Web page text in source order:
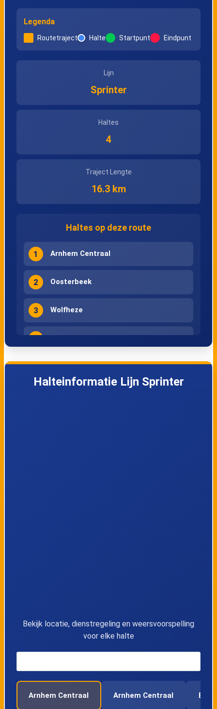
Legenda
Routetraject Halte Startpunt Eindpunt
Lijn
Sprinter
Haltes
4
Traject Lengte
16.3 km
Haltes op deze route
1 Arnhem Centraal
2 Oosterbeek
3 Wolfheze
4 Ede-Wageningen
5 Arnhem Centraal
Halteinformatie Lijn Sprinter
Bekijk locatie, dienstregeling en weersvoorspelling
voor elke halte
Arnhem Centraal Arnhem Centraal Ede-